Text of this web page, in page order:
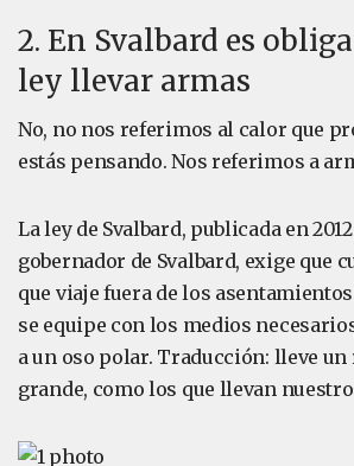
2. En Svalbard es
ley llevar armas
No, no nos referimos al calor que
estás pensando. Nos referimos a
La ley de Svalbard, publicada en
gobernador de Svalbard, exige que
que viaje fuera de los
se equipe con los medios
a un oso polar. Traducción: lleve
grande, como los que llevan